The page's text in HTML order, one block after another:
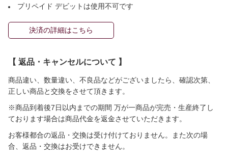
プリペイド デビットは使用不可です
決済の詳細はこちら
【 返品・キャンセルについて 】
商品違い、数量違い、不良品などがございましたら、確認次第、
正しい商品と交換をさせて頂きます。
※商品到着後7日以内までの期間 万が一商品が完売・生産終了し
ております場合は商品代金を返金させていただきます。
お客様都合の返品・交換は受け付けておりません。また次の場
合、返品・交換はお受けできません。